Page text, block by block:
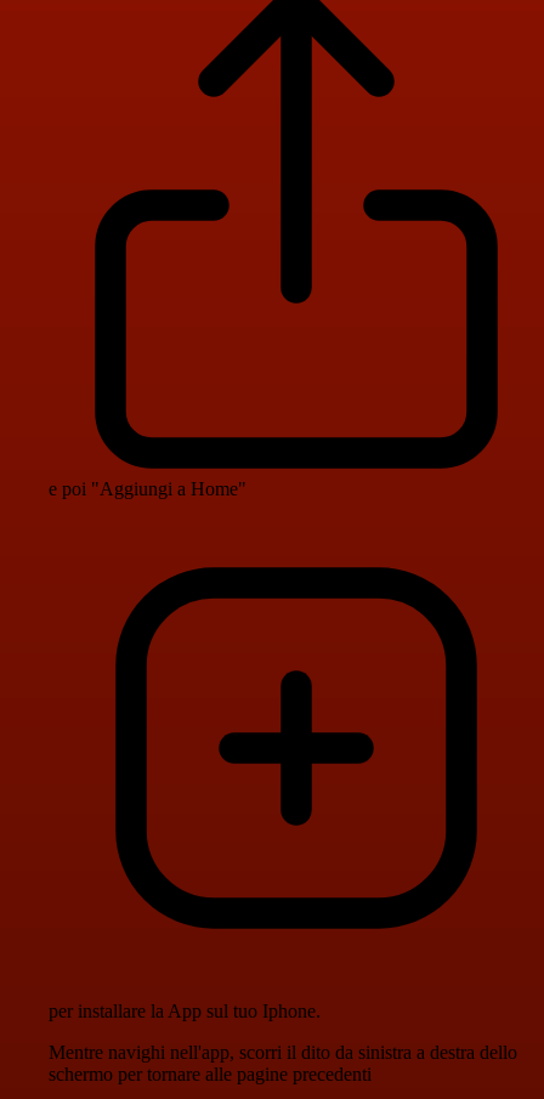
e poi "Aggiungi a Home"
per installare la App sul tuo Iphone.
Mentre navighi nell'app, scorri il dito da sinistra a destra dello
schermo per tornare alle pagine precedenti